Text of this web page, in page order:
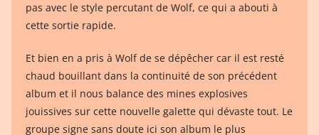
pas avec le style percutant de Wolf, ce qui a abouti à
cette sortie rapide.
Et bien en a pris à Wolf de se dépêcher car il est resté
chaud bouillant dans la continuité de son précédent
album et il nous balance des mines explosives
jouissives sur cette nouvelle galette qui dévaste tout. Le
groupe signe sans doute ici son album le plus